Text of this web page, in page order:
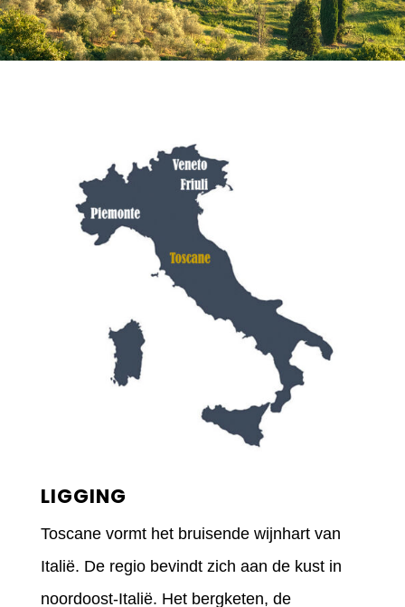
LIGGING
Toscane vormt het bruisende wijnhart van
Italië. De regio bevindt zich aan de kust in
noordoost-Italië. Het bergketen, de